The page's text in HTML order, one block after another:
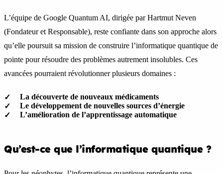
L’équipe de Google Quantum AI, dirigée par Hartmut Neven
(Fondateur et Responsable), reste confiante dans son approche alors
qu’elle poursuit sa mission de construire l’informatique quantique de
pointe pour résoudre des problèmes autrement insolubles. Ces
avancées pourraient révolutionner plusieurs domaines :
La découverte de nouveaux médicaments
Le développement de nouvelles sources d’énergie
L’amélioration de l’apprentissage automatique
Qu’est-ce que l’informatique quantique ?